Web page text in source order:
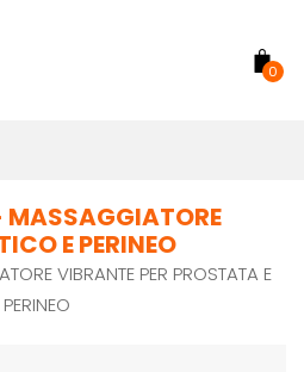
0
E PERINEO
VIBRANTE PER PROSTATA E
PERINEO